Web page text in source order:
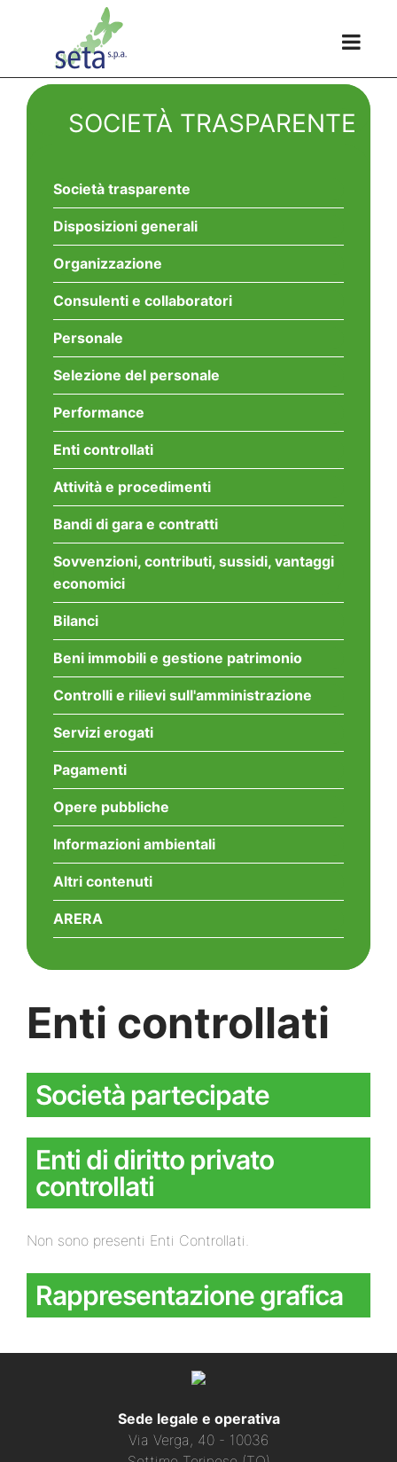
SOCIETÀ TRASPARENTE
Società trasparente
Disposizioni generali
Organizzazione
Consulenti e collaboratori
Personale
Selezione del personale
Performance
Enti controllati
Attività e procedimenti
Bandi di gara e contratti
Sovvenzioni, contributi, sussidi, vantaggi
economici
Bilanci
Beni immobili e gestione patrimonio
Controlli e rilievi sull'amministrazione
Servizi erogati
Pagamenti
Opere pubbliche
Informazioni ambientali
Altri contenuti
ARERA
Enti controllati
Società partecipate
Enti di diritto privato
controllati
Non sono presenti Enti Controllati.
Rappresentazione grafica
Sede legale e operativa
Via Verga, 40 - 10036